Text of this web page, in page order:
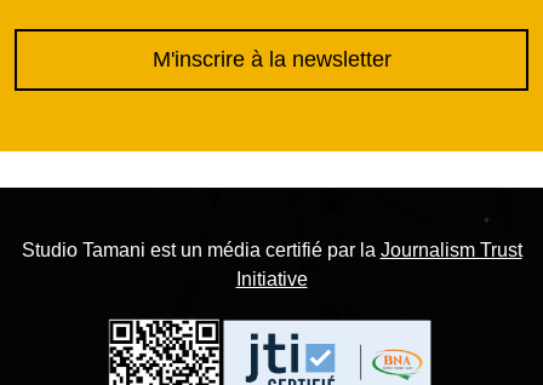
M'inscrire à la newsletter
Studio Tamani est un média certifié par la Journalism Trust
Initiative